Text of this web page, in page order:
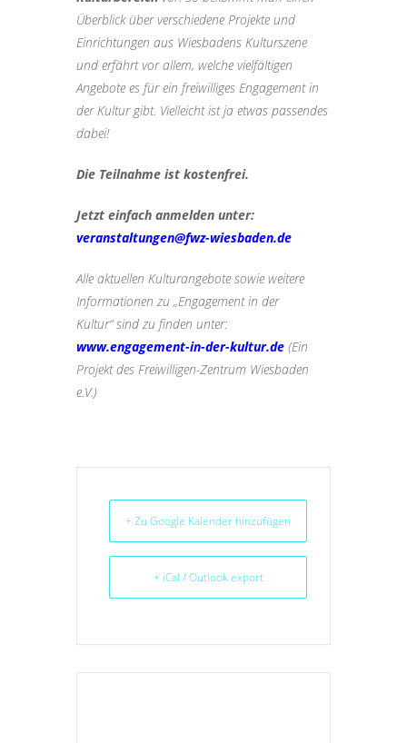
Überblick über verschiedene Projekte und
Einrichtungen aus Wiesbadens Kulturszene
und erfährt vor allem, welche vielfältigen
Angebote es für ein freiwilliges Engagement in
der Kultur gibt. Vielleicht ist ja etwas passendes
dabei!
Die Teilnahme ist kostenfrei.
Jetzt einfach anmelden unter:
veranstaltungen@fwz-wiesbaden.de
Alle aktuellen Kulturangebote sowie weitere
Informationen zu „Engagement in der
Kultur“ sind zu finden unter:
www.engagement-in-der-kultur.de (Ein
Projekt des Freiwilligen-Zentrum Wiesbaden
e.V.)
+ Zu Google Kalender hinzufügen
+ iCal / Outlook export